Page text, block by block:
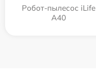
Робот-пылесос iLife
A40